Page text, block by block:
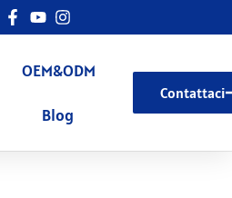
OEM&ODM
Blog
Contattaci